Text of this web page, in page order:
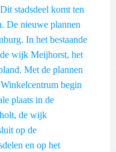
stadsdeel komt ten
De nieuwe plannen
In het bestaande
wijk Meijhorst, het
Met de plannen
begin
plaats in de
de wijk
op de
en op het